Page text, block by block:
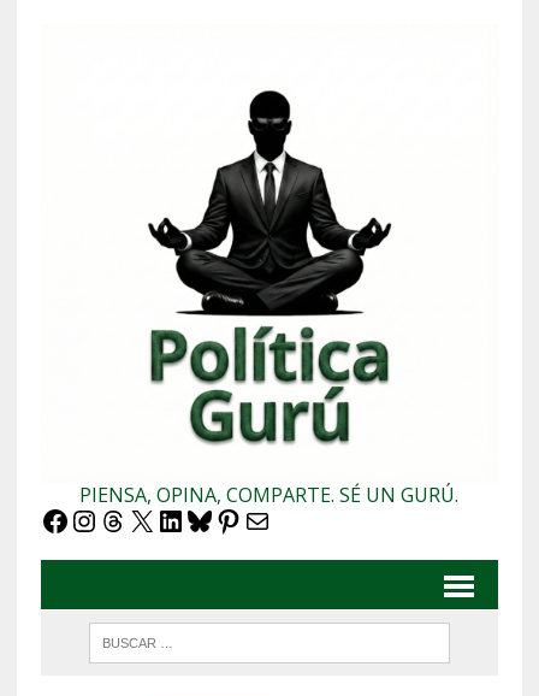
PIENSA, OPINA, COMPARTE. SÉ UN GURÚ.
Facebook
Instagram
Threads
X LinkedIn
Bluesky
Pinterest
Correo electrónico